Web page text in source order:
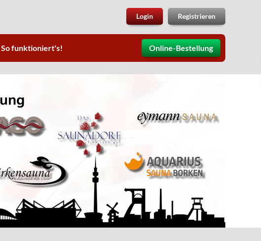
Login Registrieren
Online-Bestellung
So funktioniert's!